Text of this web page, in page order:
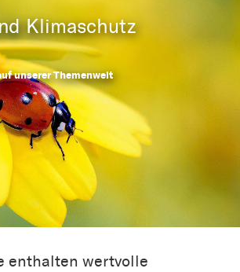
Klimaschutz
unserer Themenwelt
enthalten wertvolle